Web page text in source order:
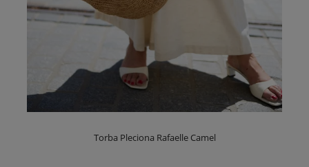
Torba Pleciona Rafaelle Camel